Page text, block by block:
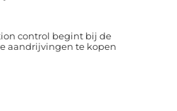
control begint bij de
aandrijvingen te kopen